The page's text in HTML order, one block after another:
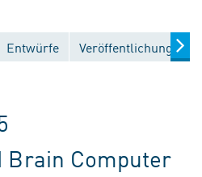
Entwürfe Veröffentlichungen
Brain Computer